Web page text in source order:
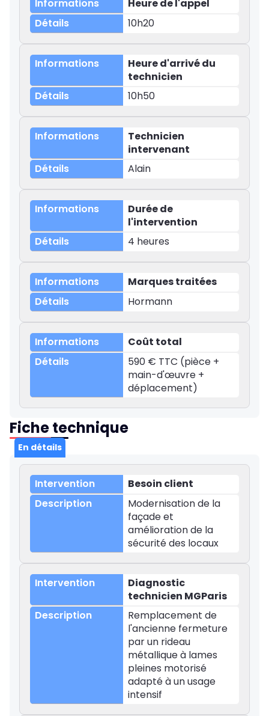
Heure de l'appel
10h20
Heure d'arrivé du
technicien
10h50
Technicien
intervenant
Alain
Durée de
l'intervention
4 heures
Marques traitées
Hormann
Coût total
590 € TTC (pièce +
main-d'œuvre +
déplacement)
Fiche technique
En détails
Besoin client
Modernisation de la
façade et
amélioration de la
sécurité des locaux
Diagnostic
technicien MGParis
Remplacement de
l'ancienne fermeture
par un rideau
métallique à lames
pleines motorisé
adapté à un usage
intensif